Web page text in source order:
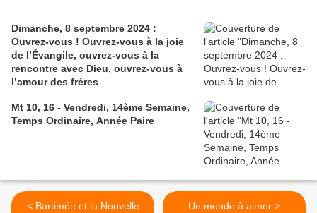
Dimanche, 8 septembre 2024 :
Ouvrez-vous ! Ouvrez-vous à la joie
de l’Évangile, ouvrez-vous à la
rencontre avec Dieu, ouvrez-vous à
l’amour des frères
Mt 10, 16 - Vendredi, 14ème Semaine,
Temps Ordinaire, Année Paire
< Bartimée et la Nouvelle
Un monde à aimer >